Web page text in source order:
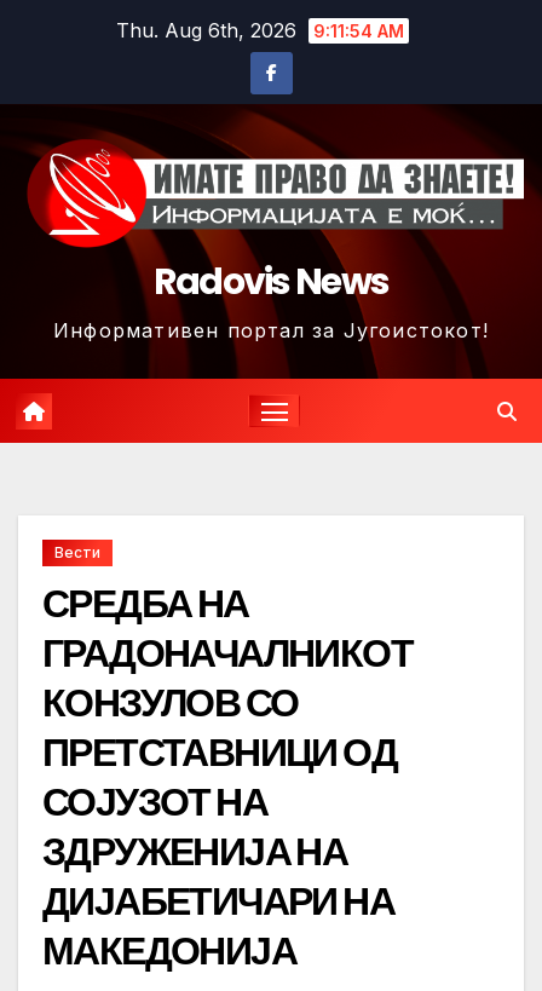
Thu. Aug 6th, 2026 9:11:57 AM
Radovis News
Информативен портал за Југоистокот!
Вести
СРЕДБА НА
ГРАДОНАЧАЛНИКОТ
КОНЗУЛОВ СО
ПРЕТСТАВНИЦИ ОД
СОЈУЗОТ НА
ЗДРУЖЕНИЈА НА
ДИЈАБЕТИЧАРИ НА
МАКЕДОНИЈА